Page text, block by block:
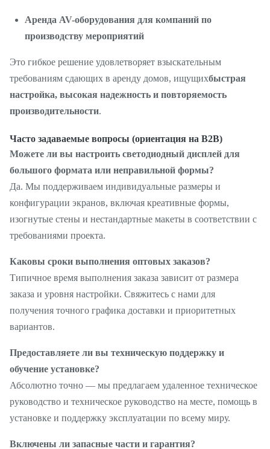
помещении)
открытом воздухе)
Угол обзора
до 160° (по горизонтали и
Доступ к сервису
Техническое обслуживание
передней/задней части
Сертификаты
CE, RoHS (доступны другие
варианты)
Аренда AV-оборудования для компаний по
производству мероприятий
Это гибкое решение удовлетворяет взыскательным
требованиям сдающих в аренду домов, ищущихбыстрая
настройка, высокая надежность и повторяемость
производительности.
Часто задаваемые вопросы (ориентация на B2B)
Можете ли вы настроить светодиодный дисплей для
большого формата или неправильной формы?
Да. Мы поддерживаем индивидуальные размеры и
конфигурации экранов, включая креативные формы,
изогнутые стены и нестандартные макеты в соответствии с
требованиями проекта.
Каковы сроки выполнения оптовых заказов?
Типичное время выполнения заказа зависит от размера
заказа и уровня настройки. Свяжитесь с нами для
получения точного графика доставки и приоритетных
вариантов.
Предоставляете ли вы техническую поддержку и
обучение установке?
Абсолютно точно — мы предлагаем удаленное техническое
руководство и техническое руководство на месте, помощь в
установке и поддержку эксплуатации по всему миру.
Включены ли запасные части и гарантия?